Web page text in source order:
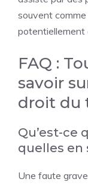
souvent
potentiellement
FAQ :
savoir
droit du
Qu’est-ce
quelles en
Une faute